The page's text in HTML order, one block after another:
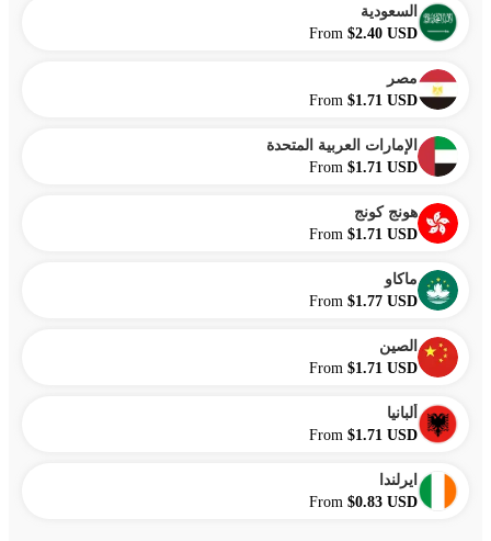
السعودية
From $2.40 USD
مصر
From $1.71 USD
الإمارات العربية المتحدة
From $1.71 USD
هونج كونج
From $1.71 USD
ماكاو
From $1.77 USD
الصين
From $1.71 USD
ألبانيا
From $1.71 USD
ايرلندا
From $0.83 USD